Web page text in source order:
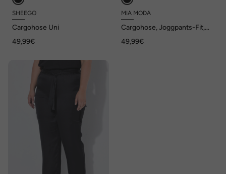
SHEEGO
Cargohose Uni
49,99€
MIA MODA
Cargohose, Joggpants-Fit,
49,99€